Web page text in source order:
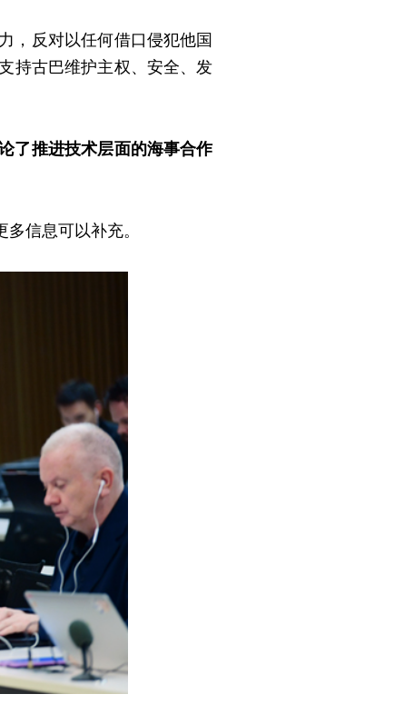
，反对以任何借口侵犯他国
持古巴维护主权、安全、发
了推进技术层面的海事合作
信息可以补充。